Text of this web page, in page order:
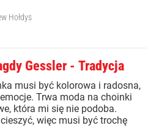
Hołdys
Gessler - Tradycja
musi być kolorowa i radosna,
Trwa moda na choinki
która mi się nie podoba.
więc musi być trochę